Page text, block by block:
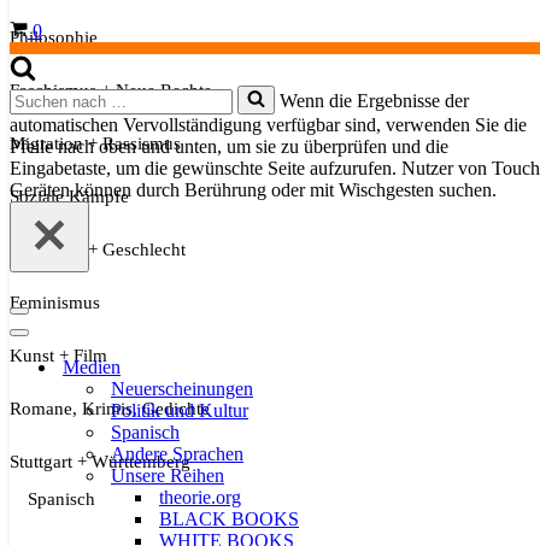
Warenkorb
0
Suchen
nach …
Wenn die Ergebnisse der
automatischen Vervollständigung verfügbar sind, verwenden Sie die
Pfeile nach oben und unten, um sie zu überprüfen und die
Eingabetaste, um die gewünschte Seite aufzurufen. Nutzer von
Geräten können durch Berührung oder mit Wischgesten suchen.
Navigationsmenü
Navigationsmenü
Medien
Neuerscheinungen
Politik und Kultur
Spanisch
Andere Sprachen
Unsere Reihen
theorie.org
BLACK BOOKS
WHITE BOOKS
Philosophie
Faschismus + Neue Rechte
Migration + Rassismus
Soziale Kämpfe
Sexualität + Geschlecht
Feminismus
Kunst + Film
Romane, Krimis, Gedichte
Stuttgart + Württemberg
Spanisch